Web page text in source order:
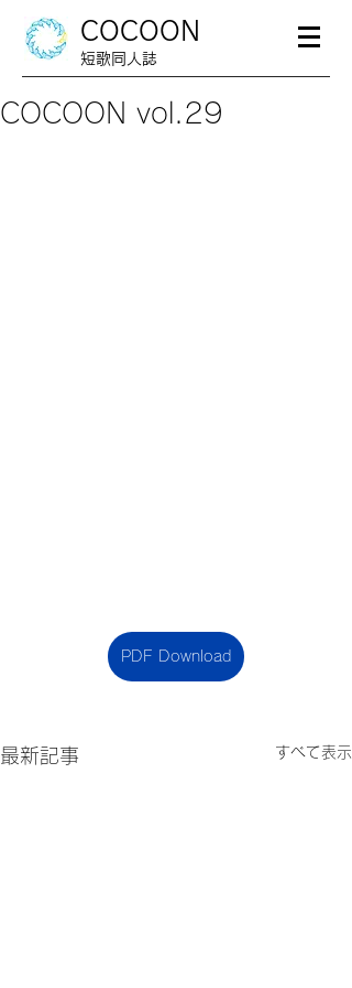
COCOON
短歌同人誌
COCOON vol.29
PDF Download
最新記事 すべて表示